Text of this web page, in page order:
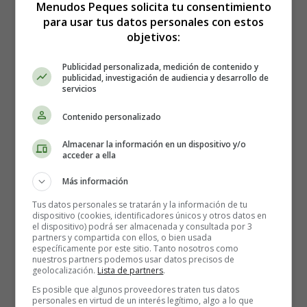
El anuncio de Arluy MINIS, que ya se está emitiendo,
cuenta con la colaboración especial delgrupo de
percusión Toom-Pak, que además de haber compuesto
el jingle también actúan en el spot.
Los consumidores podrán participar
propios vídeos de percusión imitando al grupo Toom-
Pak
gratis. Para concursar sólo tienes que etiquetar el vídeo
con el hashtag #MuevetusMINIS
www.arluyfun.es, y un jurado elegirá a los 3 ganadores
de entre los 10 vídeos más votados.
Detalles
Escrito por:Estefanía Morera
Categoría:Dieta y Nutrición
Última actualización: 06 May 2023
Menudos Peques solicita tu consentimiento
para usar tus datos personales con estos
objetivos:
Publicidad personalizada, medición de contenido y
publicidad, investigación de audiencia y desarrollo de
servicios
Contenido personalizado
Almacenar la información en un dispositivo y/o
acceder a ella
Más información
Tus datos personales se tratarán y la información de tu
dispositivo (cookies, identificadores únicos y otros datos en
el dispositivo) podrá ser almacenada y consultada por 3
partners y compartida con ellos, o bien usada
específicamente por este sitio. Tanto nosotros como
nuestros partners podemos usar datos precisos de
geolocalización. Lista de partners.
Es posible que algunos proveedores traten tus datos
personales en virtud de un interés legítimo, algo a lo que